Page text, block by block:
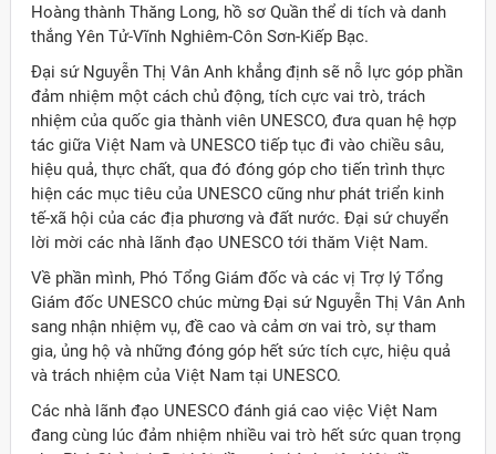
Hoàng thành Thăng Long, hồ sơ Quần thể di tích và danh
thắng Yên Tử-Vĩnh Nghiêm-Côn Sơn-Kiếp Bạc.
Đại sứ Nguyễn Thị Vân Anh khẳng định sẽ nỗ lực góp phần
đảm nhiệm một cách chủ động, tích cực vai trò, trách
nhiệm của quốc gia thành viên UNESCO, đưa quan hệ hợp
tác giữa Việt Nam và UNESCO tiếp tục đi vào chiều sâu,
hiệu quả, thực chất, qua đó đóng góp cho tiến trình thực
hiện các mục tiêu của UNESCO cũng như phát triển kinh
tế-xã hội của các địa phương và đất nước. Đại sứ chuyển
lời mời các nhà lãnh đạo UNESCO tới thăm Việt Nam.
Về phần mình, Phó Tổng Giám đốc và các vị Trợ lý Tổng
Giám đốc UNESCO chúc mừng Đại sứ Nguyễn Thị Vân Anh
sang nhận nhiệm vụ, đề cao và cảm ơn vai trò, sự tham
gia, ủng hộ và những đóng góp hết sức tích cực, hiệu quả
và trách nhiệm của Việt Nam tại UNESCO.
Các nhà lãnh đạo UNESCO đánh giá cao việc Việt Nam
đang cùng lúc đảm nhiệm nhiều vai trò hết sức quan trọng